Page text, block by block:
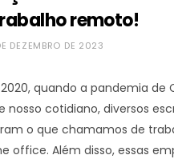
remoto!
DEZEMBRO DE 2023
quando a pandemia de
nosso cotidiano, diversos
o que chamamos de
office. Além disso, essas